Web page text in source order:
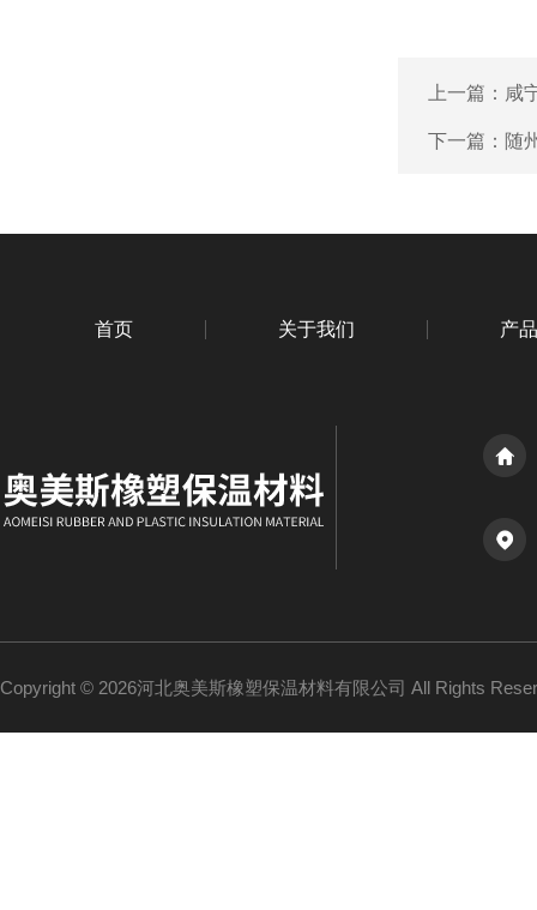
上一篇： 咸
下一篇： 随
首页 关于我们 产
Copyright © 2026河北奥美斯橡塑保温材料有限公司 All Rights